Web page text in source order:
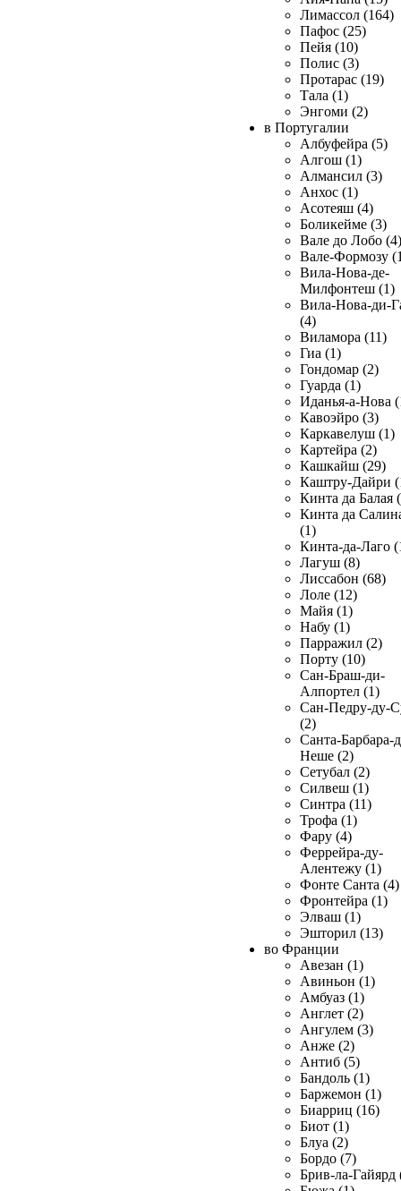
Лимассол (164)
Пафос (25)
Пейя (10)
Полис (3)
Протарас (19)
Тала (1)
Энгоми (2)
в Португалии
Албуфейра (5)
Алгош (1)
Алмансил (3)
Анхос (1)
Асотеяш (4)
Боликейме (3)
Вале до Лобо (4)
Вале-Формозу
Вила-Нова-де-
Милфонтеш (1)
Вила-Нова-ди-
(4)
Виламора (11)
Гиа (1)
Гондомар (2)
Гуарда (1)
Иданья-а-Нова
Кавоэйро (3)
Каркавелуш (1)
Картейра (2)
Кашкайш (29)
Каштру-Дайри
Кинта да Балая
Кинта да
(1)
Кинта-да-Лаго
Лагуш (8)
Лиссабон (68)
Лоле (12)
Майя (1)
Набу (1)
Парражил (2)
Порту (10)
Сан-Браш-ди-
Алпортел (1)
Сан-Педру-ду-
(2)
Санта-Барбара-
Неше (2)
Сетубал (2)
Силвеш (1)
Синтра (11)
Трофа (1)
Фару (4)
Феррейра-ду-
Алентежу (1)
Фонте Санта (4)
Фронтейра (1)
Элваш (1)
Эшторил (13)
во Франции
Авезан (1)
Авиньон (1)
Амбуаз (1)
Англет (2)
Ангулем (3)
Анже (2)
Антиб (5)
Бандоль (1)
Баржемон (1)
Биарриц (16)
Биот (1)
Блуа (2)
Бордо (7)
Брив-ла-Гайярд